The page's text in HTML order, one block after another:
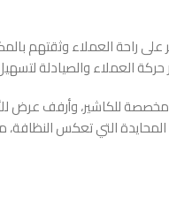
راحة العملاء وثقتهم
العملاء والصيادلة
للكاشير، وأرفف عرض
التي تعكس